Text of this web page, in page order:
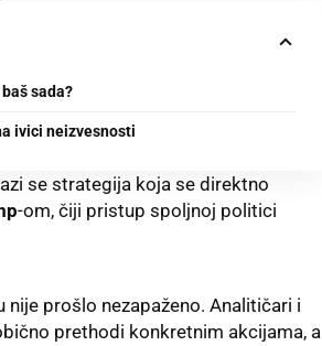
sada?
ivici neizvesnosti
se strategija koja se direktno
-om, čiji pristup spoljnoj politici
prošlo nezapaženo. Analitičari i
prethodi konkretnim akcijama, a